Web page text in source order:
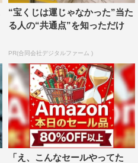
“宝くじは運じゃなかった”当た
る人の“共通点”を知っただけ
PR(合同会社デジタルファーム )
「え、こんなセールやってた